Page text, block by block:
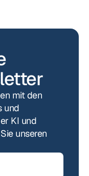
mit den
und
KI und
unseren